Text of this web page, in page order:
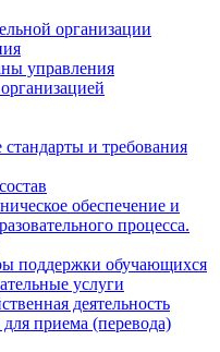
организации
управления
и требования
обеспечение и
процесса.
поддержки обучающихся
услуги
деятельность
приема (перевода)